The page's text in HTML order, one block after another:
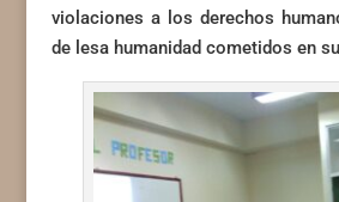
violaciones a los derechos
de lesa humanidad cometidos en